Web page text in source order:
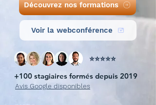
Découvrez nos formations
Voir la webconférence
⭐️⭐️⭐️⭐️⭐️
+100 stagiaires formés depuis 2019
Avis Google disponibles